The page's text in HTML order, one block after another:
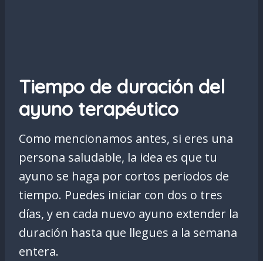
Tiempo de duración del
ayuno terapéutico
Como mencionamos antes, si eres una
persona saludable, la idea es que tu
ayuno se haga por cortos periodos de
tiempo. Puedes iniciar con dos o tres
días, y en cada nuevo ayuno extender la
duración hasta que llegues a la semana
entera.